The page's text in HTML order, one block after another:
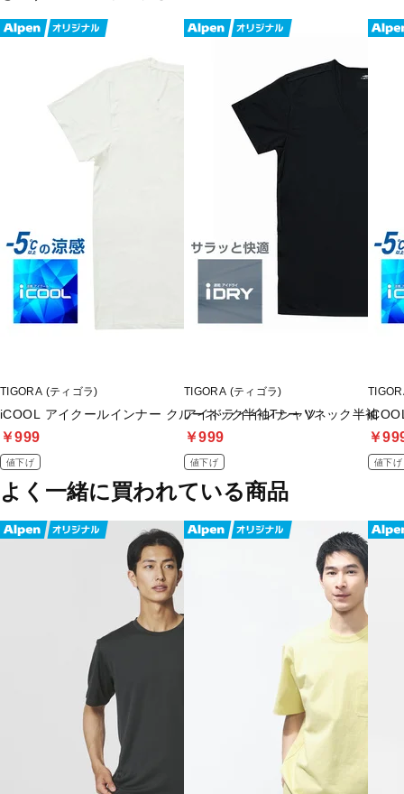
TIGORA (ティゴラ)
iCOOL アイクールインナー クルーネック半袖Tシャツ
￥999
値下げ
TIGORA (ティゴラ)
アイドライインナー Vネック半袖
￥999
値下げ
￥
値下げ
よく一緒に買われている商品